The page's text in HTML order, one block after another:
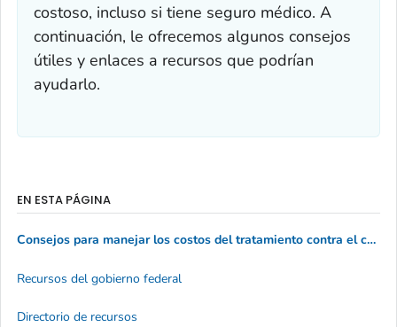
costoso, incluso si tiene seguro médico. A
continuación, le ofrecemos algunos consejos
útiles y enlaces a recursos que podrían
ayudarlo.
EN ESTA PÁGINA
Consejos para manejar los costos del tratamiento contra el cáncer
Recursos del gobierno federal
Directorio de recursos